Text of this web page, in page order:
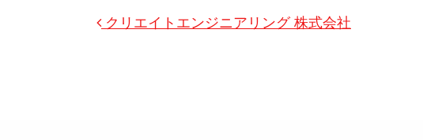
投稿ナビゲーション
クリエイトエンジニアリング 株式会社